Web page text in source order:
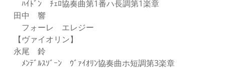
ﾊｲﾄﾞﾝ ﾁｪﾛ協奏曲第1番ハ長調第1楽章
田中 響
フォーレ エレジー
【ヴァイオリン】
永尾 鈴
ﾒﾝﾃﾞﾙｽｿﾞｰﾝ ｳﾞｧｲｵﾘﾝ協奏曲ホ短調第3楽章